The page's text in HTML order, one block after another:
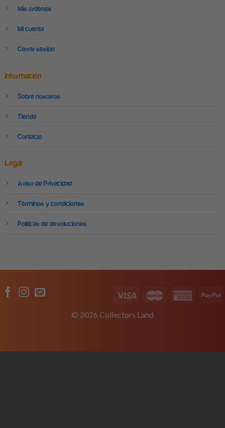
Mis ordenes
Mi cuenta
Cerrar sesión
Información
Sobre nosotros
Tienda
Contacto
Legal
Aviso de Privacidad
Términos y condiciones
Políticas de devoluciones
© 2026 Collectors Land